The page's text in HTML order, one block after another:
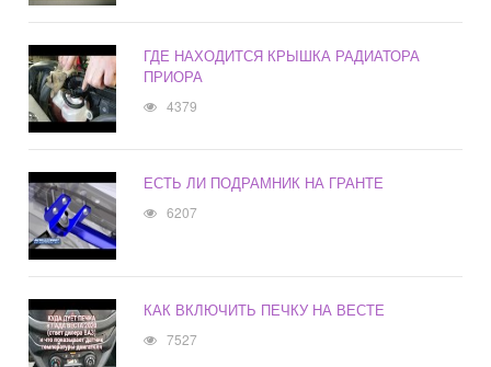
ГДЕ НАХОДИТСЯ КРЫШКА РАДИАТОРА
ПРИОРА
4379
ЕСТЬ ЛИ ПОДРАМНИК НА ГРАНТЕ
6207
КАК ВКЛЮЧИТЬ ПЕЧКУ НА ВЕСТЕ
7527